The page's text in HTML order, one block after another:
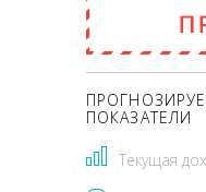
370 000 000
ПОКАЗАТЕЛИ
Текущая